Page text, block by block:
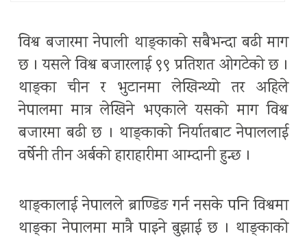
विश्व बजारमा नेपाली थाङ्काको सबैभन्दा बढी माग
छ । यसले विश्व बजारलाई ९९ प्रतिशत ओगटेको छ ।
थाङ्का चीन र भुटानमा लेखिन्थ्यो तर अहिले
नेपालमा मात्र लेखिने भएकाले यसको माग विश्व
बजारमा बढी छ । थाङ्काको निर्यातबाट नेपाललाई
वर्षेनी तीन अर्बको हाराहारीमा आम्दानी हुन्छ ।
थाङ्कालाई नेपालले ब्राण्डिङ गर्न नसके पनि विश्वमा
थाङ्का नेपालमा मात्रै पाइने बुझाई छ । थाङ्काको